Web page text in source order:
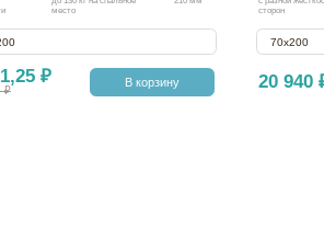
₽
₽
место
В корзину 20 940
сторон
70х200